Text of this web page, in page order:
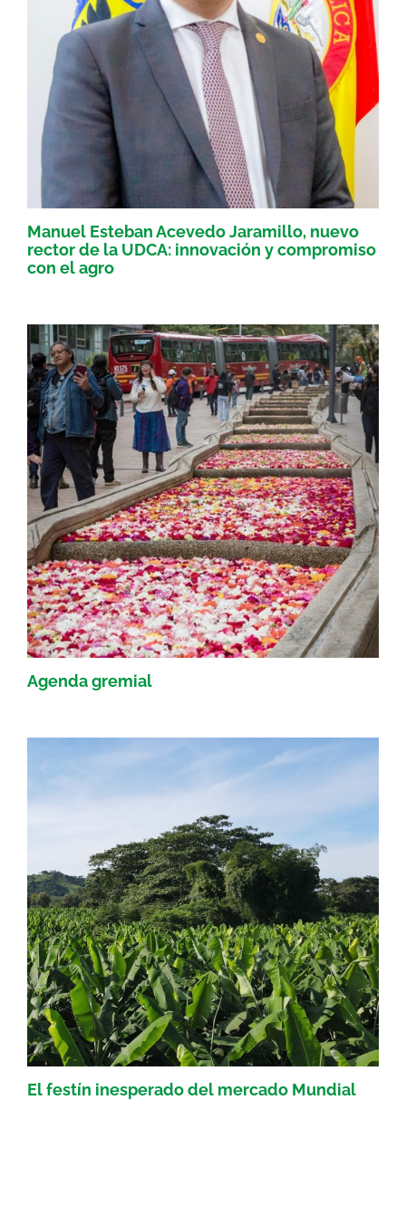
Manuel Esteban Acevedo Jaramillo, nuevo
rector de la UDCA: innovación y compromiso
con el agro
Agenda gremial
El festín inesperado del mercado Mundial